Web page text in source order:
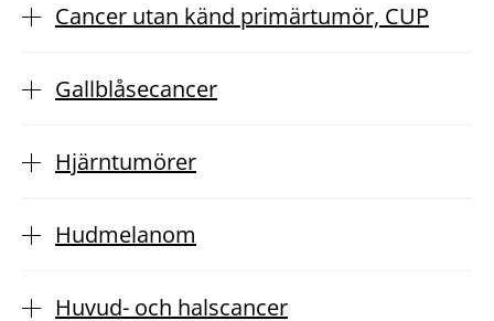
Cancer utan känd primärtumör, CUP
Gallblåsecancer
Hjärntumörer
Hudmelanom
Huvud- och halscancer